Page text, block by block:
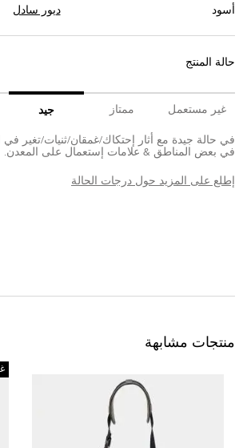
أسود
ديور سادل
حالة المنتج
غير مستعمل ممتاز جيد
في حالة جيدة مع أثار إحتكاك/غمقان/ثنيات/تغير في
في بعض المناطق & علامات إستعمال على المعدن.
إطلع على المزيد حول درجات الحالة
منتجات مشابهة